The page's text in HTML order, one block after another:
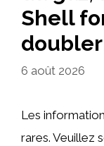
Shell
doubler
6 août 2026
Les
rares. Veuillez